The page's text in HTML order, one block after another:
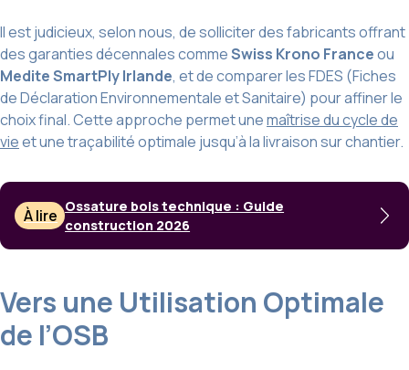
Il est judicieux, selon nous, de solliciter des fabricants offrant
des garanties décennales commeSwiss Krono Franceou
Medite SmartPly Irlande, et de comparer les FDES (Fiches
de Déclaration Environnementale et Sanitaire) pour affiner le
choix final. Cette approche permet unemaîtrise du cycle de
vieet une traçabilité optimale jusqu’à la livraison sur chantier.
À lire Ossature bois technique : Guide
construction 2026
Vers une Utilisation Optimale
de l’OSB